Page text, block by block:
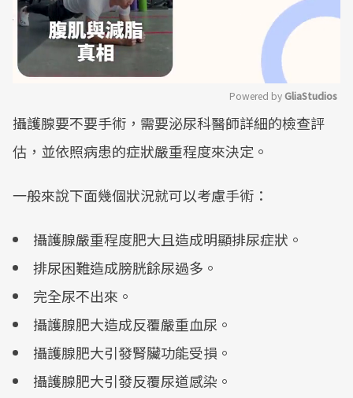
Mute
Powered by GliaStudios
攝護腺要不要手術，需要泌尿科醫師詳細的檢查評
估，並依照病患的症狀嚴重程度來決定。
一般來說下面幾個狀況就可以考慮手術：
攝護腺嚴重程度肥大且造成明顯排尿症狀。
排尿困難造成膀胱餘尿過多。
完全尿不出來。
攝護腺肥大造成反覆嚴重血尿。
攝護腺肥大引發腎臟功能受損。
攝護腺肥大引發反覆尿道感染。